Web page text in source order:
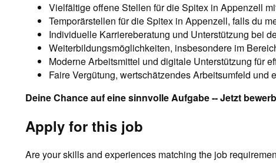
Vielfältige offene Stellen für die Spitex in Appenzell
Temporärstellen für die Spitex in Appenzell, falls du
Individuelle Karriereberatung und Unterstützung bei
Weiterbildungsmöglichkeiten, insbesondere im
Moderne Arbeitsmittel und digitale Unterstützung für
Faire Vergütung, wertschätzendes Arbeitsumfeld und
Deine Chance auf eine sinnvolle Aufgabe -- Jetzt
Apply for this job
Are your skills and experiences matching the job